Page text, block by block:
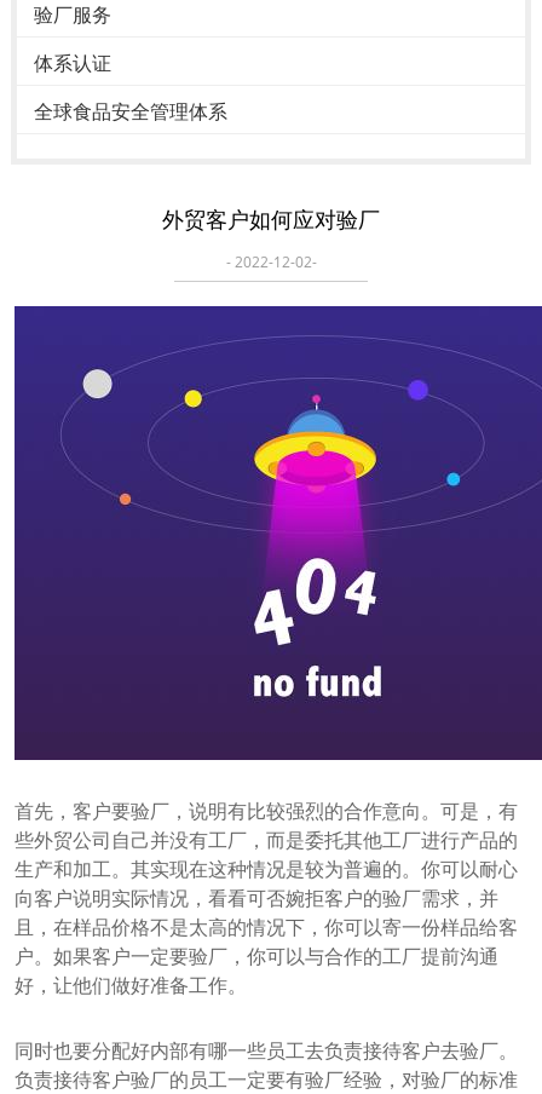
验厂服务
体系认证
全球食品安全管理体系
外贸客户如何应对验厂
- 2022-12-02-
首先，客户要验厂，说明有比较强烈的合作意向。可是，有
些外贸公司自己并没有工厂，而是委托其他工厂进行产品的
生产和加工。其实现在这种情况是较为普遍的。你可以耐心
向客户说明实际情况，看看可否婉拒客户的验厂需求，并
且，在样品价格不是太高的情况下，你可以寄一份样品给客
户。如果客户一定要验厂，你可以与合作的工厂提前沟通
好，让他们做好准备工作。
同时也要分配好内部有哪一些员工去负责接待客户去验厂。
负责接待客户验厂的员工一定要有验厂经验，对验厂的标准